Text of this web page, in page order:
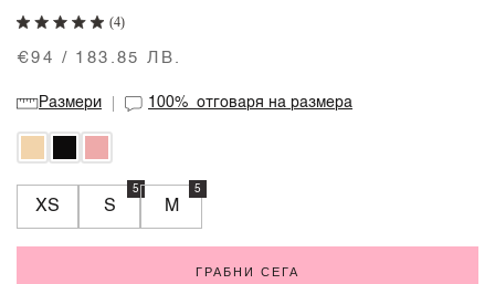
(4)
€94 / 183.85 ЛВ.
Размери 100%отговаря на размера
XS S
5
M
5
ГРАБНИ СЕГА